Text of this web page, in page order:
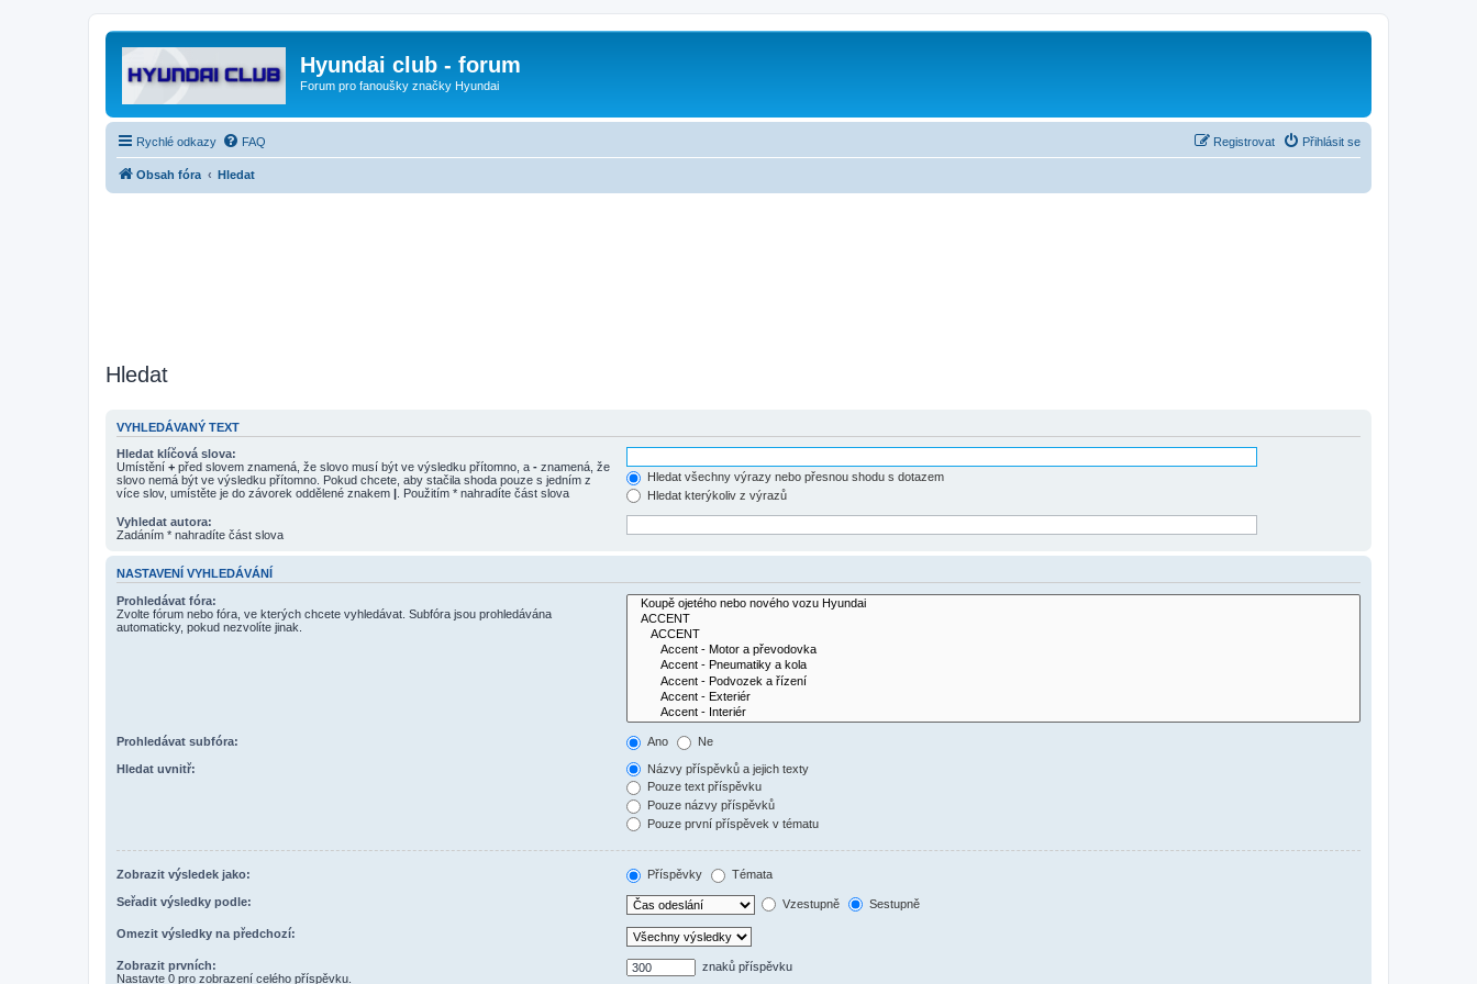
Hyundai club - forum
Forum pro fanoušky značky Hyundai
Rychlé odkazy FAQ Přihlásit se
Registrovat
Obsah fóra Hledat
Hledat
VYHLEDÁVANÝ TEXT
Hledat klíčová slova:
Umístění + před slovem znamená, že slovo musí být ve výsledku přítomno, a - znamená, že
slovo nemá být ve výsledku přítomno. Pokud chcete, aby stačila shoda pouze s jedním z
více slov, umístěte je do závorek oddělené znakem | . Použitím * nahradíte část slova
Hledat všechny výrazy nebo přesnou shodu s dotazem
Hledat kterýkoliv z výrazů
Vyhledat autora:
Zadáním * nahradíte část slova
NASTAVENÍ VYHLEDÁVÁNÍ
Prohledávat fóra:
Zvolte fórum nebo fóra, ve kterých chcete vyhledávat. Subfóra jsou prohledávána
automaticky, pokud nezvolíte jinak.
Prohledávat subfóra: Ano Ne
Hledat uvnitř:
Názvy příspěvků a jejich texty
Pouze text příspěvku
Pouze názvy příspěvků
Pouze první příspěvek v tématu
Zobrazit výsledek jako: Příspěvky Témata
Seřadit výsledky podle: Vzestupně Sestupně
Omezit výsledky na předchozí:
Zobrazit prvních:
Nastavte 0 pro zobrazení celého příspěvku.
znaků příspěvku